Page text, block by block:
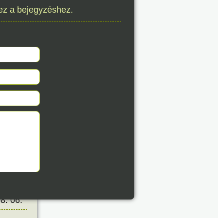
06.
a bejegyzéshez.